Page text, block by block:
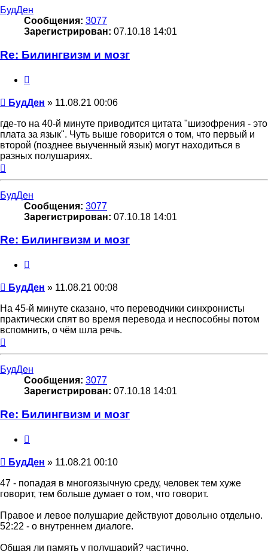
БудДен
Сообщения: 3077
Зарегистрирован: 07.10.18 14:01
Re: Билингвизм и мозг
Сообщение
БудДен » 11.08.21 00:06
где-то на 40-й минуте приводится цитата "шизофрения - это
плата за язык". Чуть выше говорится о том, что первый и
второй (позднее выученный язык) могут находиться в
разных полушариях.
БудДен
Сообщения: 3077
Зарегистрирован: 07.10.18 14:01
Re: Билингвизм и мозг
Сообщение
БудДен » 11.08.21 00:08
На 45-й минуте сказано, что переводчики синхронисты
практически спят во время перевода и неспособны потом
вспомнить, о чём шла речь.
БудДен
Сообщения: 3077
Зарегистрирован: 07.10.18 14:01
Re: Билингвизм и мозг
Сообщение
БудДен » 11.08.21 00:10
47 - попадая в многоязычную среду, человек тем хуже
говорит, тем больше думает о том, что говорит.
Правое и левое полушарие действуют довольно отдельно.
52:22 - о внутреннем диалоге.
Общая ли память у полушарий? частично.